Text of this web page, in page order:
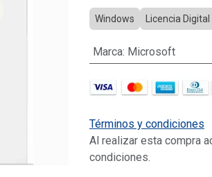
Windows Licencia Digital
Marca: Microsoft
Términos y condiciones
Al realizar esta compra
condiciones.